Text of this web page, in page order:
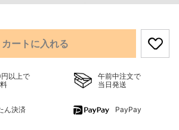
カートに入れる
以上で
午前中注文で
当日発送
ん決済 PayPay